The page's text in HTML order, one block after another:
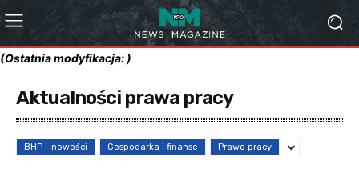
(Ostatnia modyfikacja: )
Aktualności prawa pracy
BHP - nowości Gospodarka i finanse Prawo pracy